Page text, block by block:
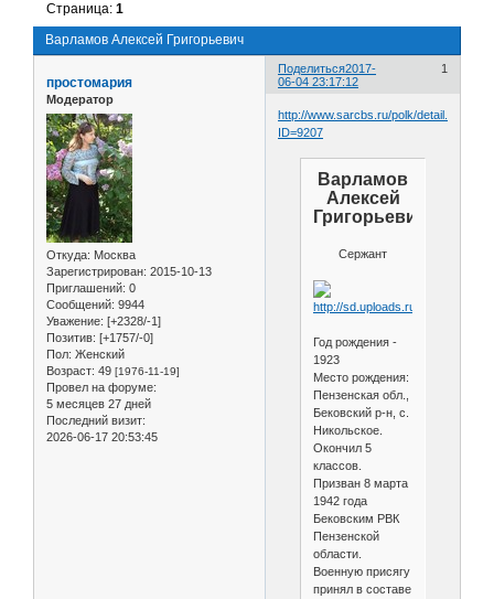
Варламов Алексей Григорьевич
Страница:1
Поделиться 1
2017-
06-04 23:17:12
простомария
Модератор
Откуда: Москва
Зарегистрирован: 2015-10-13
Приглашений: 0
Сообщений: 9944
Уважение: [+2328/-1]
Позитив: [+1757/-0]
Пол: Женский
Возраст: 49 [1976-11-19]
Провел на форуме:
5 месяцев 27 дней
Последний визит:
2026-06-17 20:53:45
http://www.sarcbs.ru/polk/detail.php?
ID=9207
Варламов
Алексей
Григорьевич
Сержант
Год рождения -
1923
Место рождения:
Пензенская обл.,
Бековский р-н, с.
Никольское.
Окончил 5
классов.
Призван 8 марта
1942 года
Бековским РВК
Пензенской
области.
Военную присягу
принял в составе